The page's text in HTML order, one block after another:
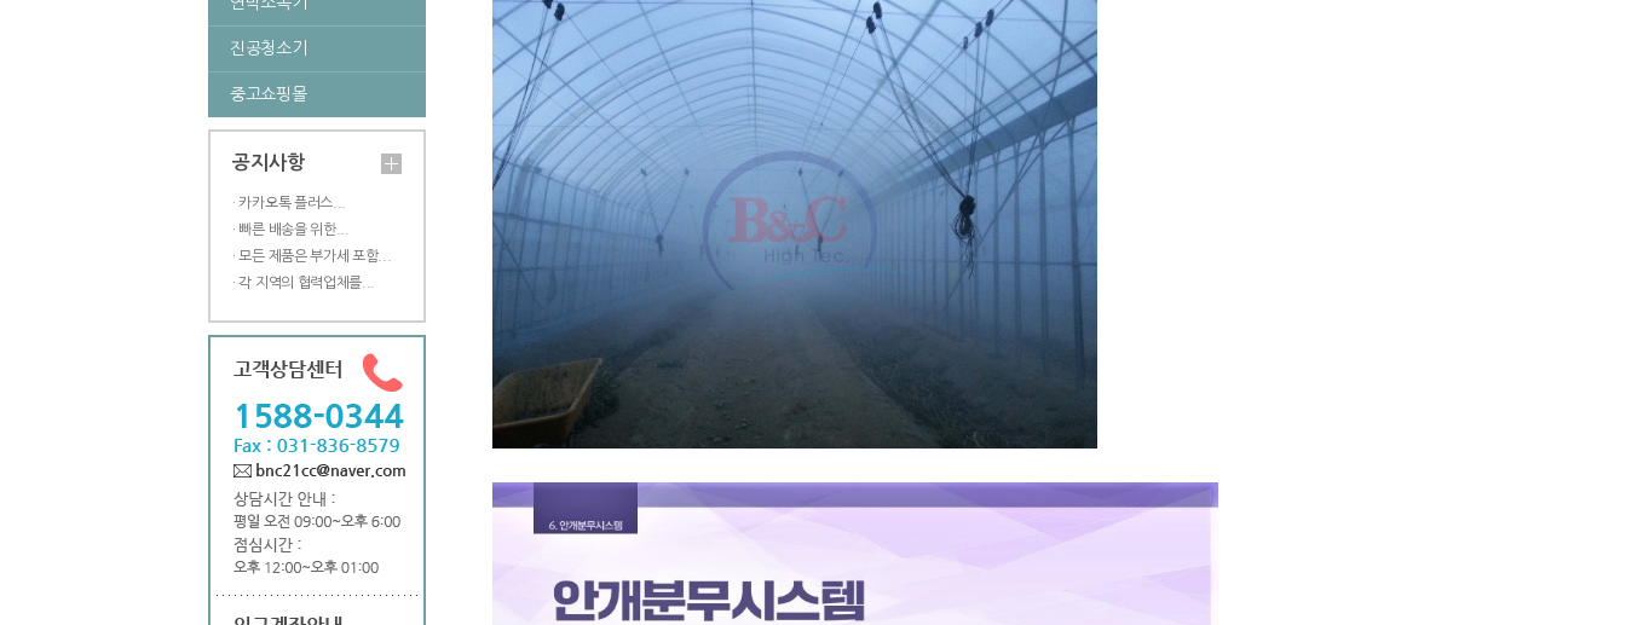
진공청소기
중고쇼핑몰
공지사항
· 카카오톡 플러스...
· 빠른 배송을 위한...
· 모든 제품은 부가세 포함...
· 각 지역의 협력업체를...